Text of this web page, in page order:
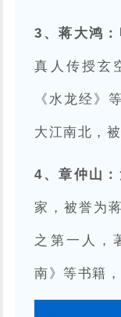
3、蒋大鸿：
真人传授玄
《水龙经》
大江南北，被
4、章仲山：
家，被誉为
之第一人，
南》等书籍